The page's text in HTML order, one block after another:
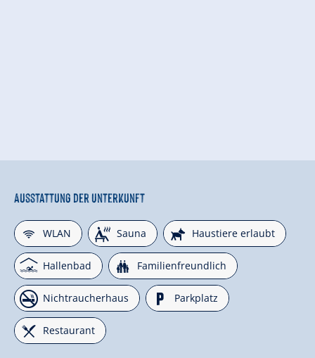
Ausstattung der Unterkunft
🜉WLAN 🗔Sauna 🔮Haustiere erlaubt
🅤Hallenbad 🍺Familienfreundlich
🏝Nichtraucherhaus 🐈Parkplatz
🌆Restaurant